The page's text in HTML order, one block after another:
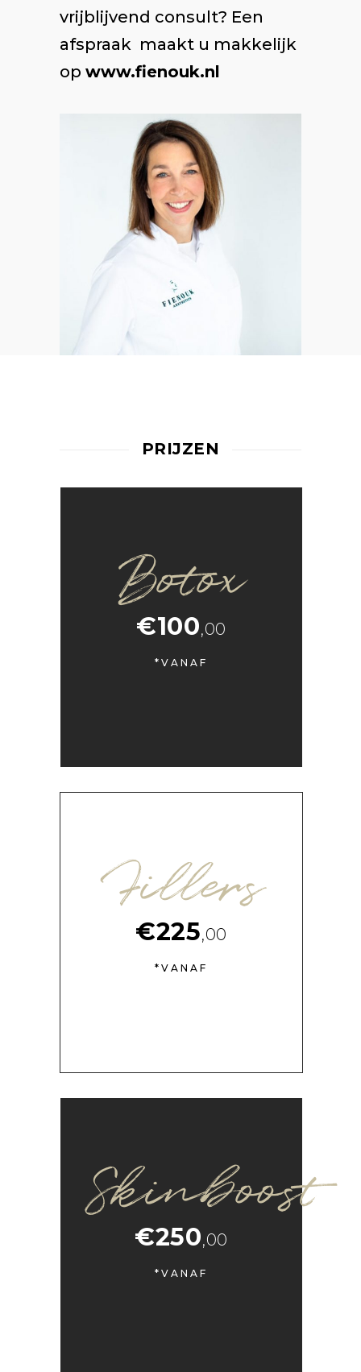
vrijblijvend consult? Een
afspraak maakt u makkelijk
op www.fienouk.nl
PRIJZEN
Botox
€100,00
*VANAF
Fillers
€225,00
*VANAF
Skinboost
€250,00
*VANAF